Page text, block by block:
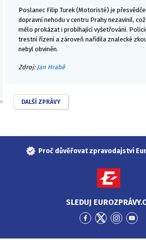
Poslanec Filip Turek (Motoristé) je
dopravní nehodu v centru Prahy nezavinil,
mělo prokázat i probíhající vyšetřování.
trestní řízení a zároveň nařídila znalecké
nebyl obviněn.
Zdroj: Jan Hrabě
DALŠÍ ZPRÁVY
Proč důvěřovat zpravodajství
SLEDUJ
PřejítPřejítPřejítPřejít